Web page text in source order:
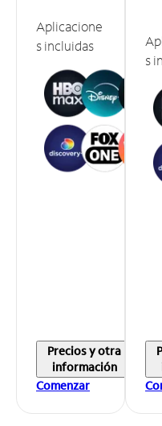
Aplicacione
s incluidas
Precios y otra
información
Comenzar
s